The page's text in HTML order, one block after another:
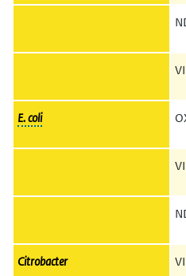
E. coli
Citrobacter